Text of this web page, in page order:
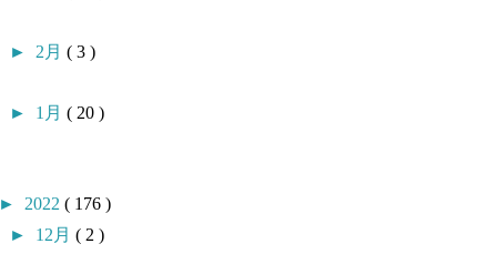
► 2月 ( 3 )
► 1月 ( 20 )
► 2022 ( 176 )
► 12月 ( 2 )